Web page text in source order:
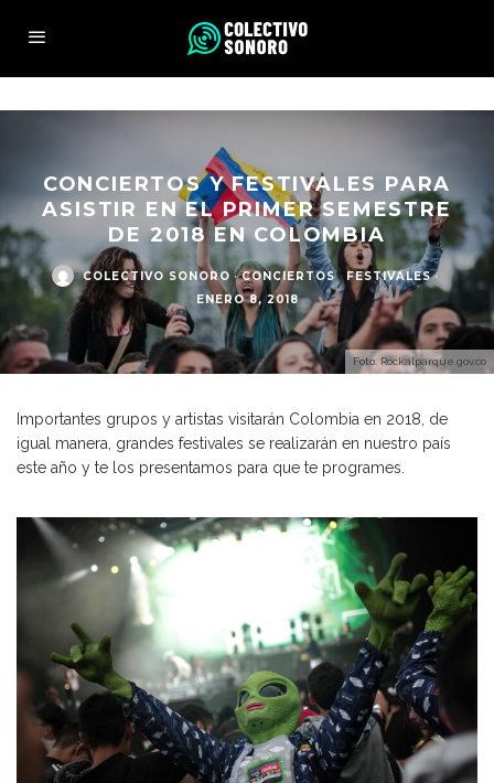
Foto: Rockalparque.gov.co
CONCIERTOS Y FESTIVALES PARA
ASISTIR EN EL PRIMER SEMESTRE
DE 2018 EN COLOMBIA
COLECTIVO SONORO · CONCIERTOS FESTIVALES ·
ENERO 8, 2018
Importantes grupos y artistas visitarán Colombia en 2018, de
igual manera, grandes festivales se realizarán en nuestro país
este año y te los presentamos para que te programes.